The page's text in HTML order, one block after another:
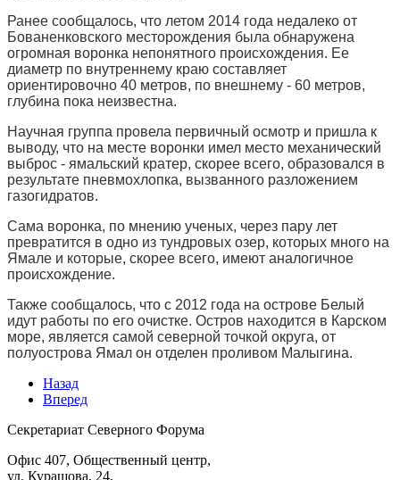
Ранее сообщалось, что летом 2014 года недалеко от
Бованенковского месторождения была обнаружена
огромная воронка непонятного происхождения. Ее
диаметр по внутреннему краю составляет
ориентировочно 40 метров, по внешнему - 60 метров,
глубина пока неизвестна.
Научная группа провела первичный осмотр и пришла к
выводу, что на месте воронки имел место механический
выброс - ямальский кратер, скорее всего, образовался в
результате пневмохлопка, вызванного разложением
газогидратов.
Сама воронка, по мнению ученых, через пару лет
превратится в одно из тундровых озер, которых много на
Ямале и которые, скорее всего, имеют аналогичное
происхождение.
Также сообщалось, что с 2012 года на острове Белый
идут работы по его очистке. Остров находится в Карском
море, является самой северной точкой округа, от
полуострова Ямал он отделен проливом Малыгина.
Назад
Вперед
Секретариат Северного Форума
Офис 407, Общественный центр,
ул. Курашова, 24,